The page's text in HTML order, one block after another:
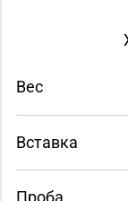
Вес
Вставка